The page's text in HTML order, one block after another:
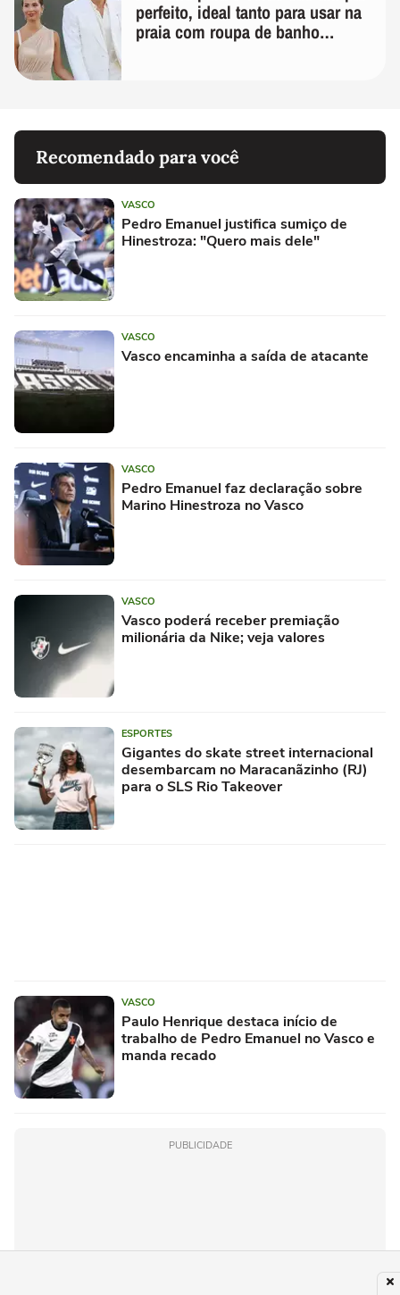
perfeito, ideal tanto para usar na
praia com roupa de banho
Recomendado para você
VASCO
Pedro Emanuel justifica sumiço de
Hinestroza: "Quero mais dele"
VASCO
Vasco encaminha a saída de atacante
VASCO
Pedro Emanuel faz declaração sobre
Marino Hinestroza no Vasco
VASCO
Vasco poderá receber premiação
milionária da Nike; veja valores
ESPORTES
Gigantes do skate street internacional
desembarcam no Maracanãzinho (RJ)
para o SLS Rio Takeover
VASCO
Paulo Henrique destaca início de
trabalho de Pedro Emanuel no Vasco e
manda recado
PUBLICIDADE